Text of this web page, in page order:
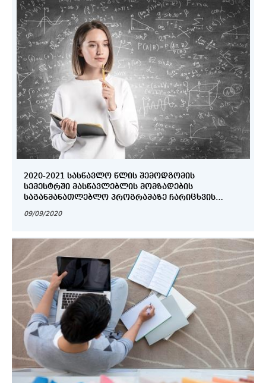
2020-2021 ᲡᲐᲡᲬᲐᲕᲚᲝ ᲬᲚᲘᲡ ᲨᲔᲛᲝᲓᲒᲝᲛᲘᲡ
ᲡᲔᲛᲔᲡᲢᲠᲨᲘ ᲛᲐᲡᲬᲐᲕᲚᲔᲑᲚᲘᲡ ᲛᲝᲛᲖᲐᲓᲔᲑᲘᲡ
ᲡᲐᲒᲐᲜᲛᲐᲜᲐᲗᲚᲔᲑᲚᲝ ᲞᲠᲝᲒᲠᲐᲛᲐᲖᲔ ᲩᲐᲠᲘᲪᲮᲕᲘᲡ
09/09/2020